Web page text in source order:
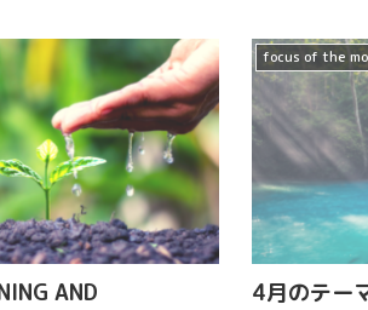
AND
focus of the
4月のテー